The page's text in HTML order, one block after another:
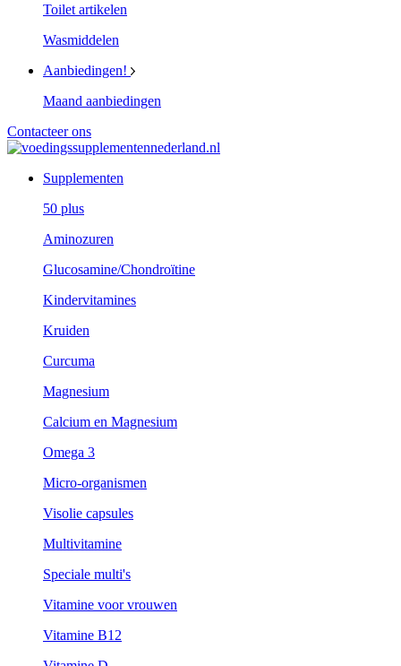
Toilet artikelen
Wasmiddelen
Aanbiedingen!
Maand aanbiedingen
Contacteer ons
Supplementen
50 plus
Aminozuren
Glucosamine/Chondroïtine
Kindervitamines
Kruiden
Curcuma
Magnesium
Calcium en Magnesium
Omega 3
Micro-organismen
Visolie capsules
Multivitamine
Speciale multi's
Vitamine voor vrouwen
Vitamine B12